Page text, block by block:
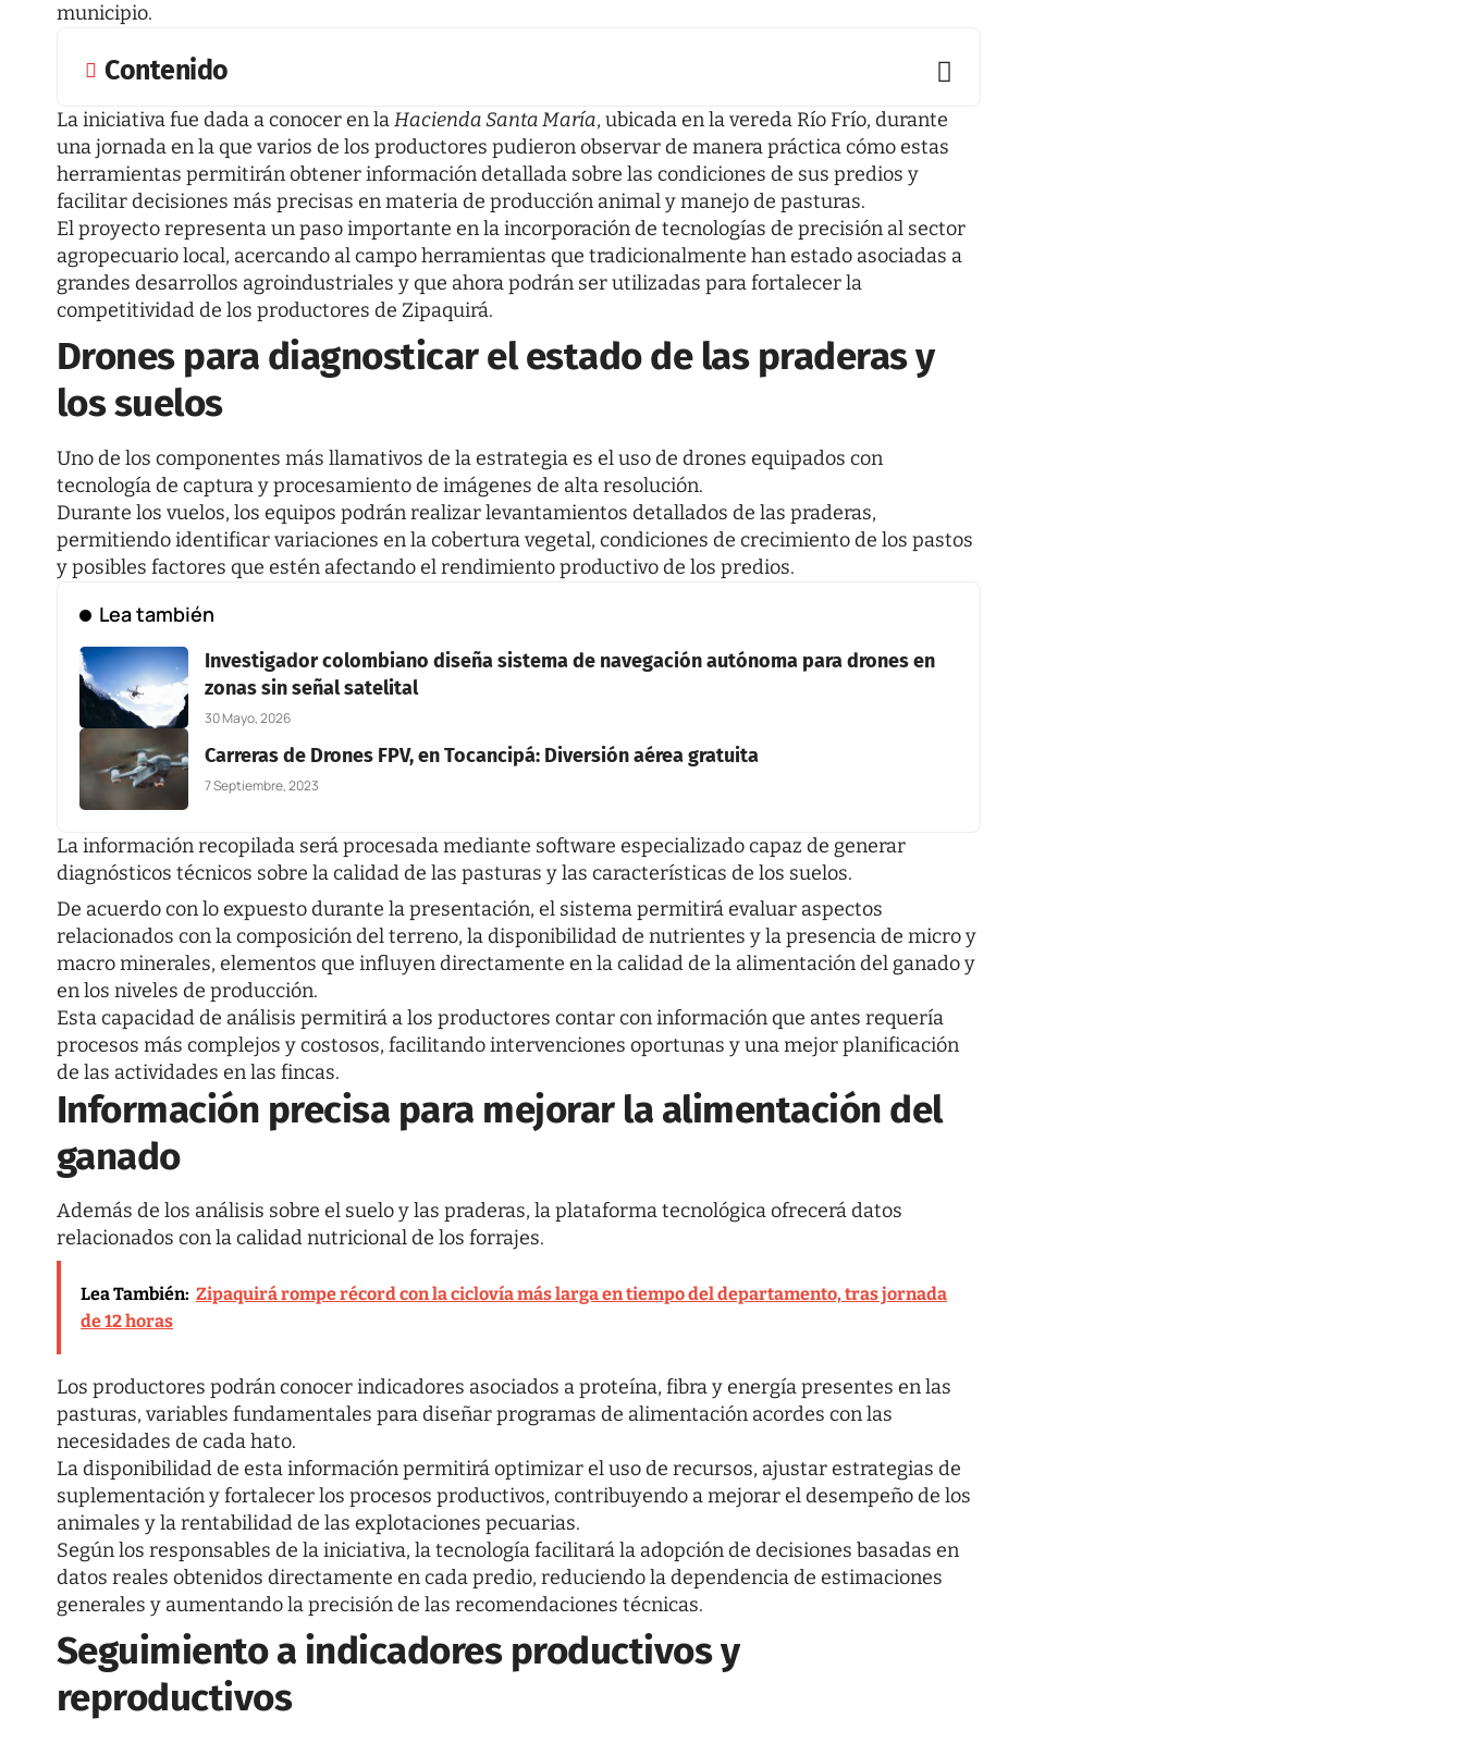
municipio.
Contenido
La iniciativa fue dada a conocer en laHacienda Santa María, ubicada en la vereda Río Frío, durante
una jornada en la que varios de los productores pudieron observar de manera práctica cómo estas
herramientas permitirán obtener información detallada sobre las condiciones de sus predios y
facilitar decisiones más precisas en materia de producción animal y manejo de pasturas.
El proyecto representa un paso importante en la incorporación de tecnologías de precisión al sector
agropecuario local, acercando al campo herramientas que tradicionalmente han estado asociadas a
grandes desarrollos agroindustriales y que ahora podrán ser utilizadas para fortalecer la
competitividad de los productores de Zipaquirá.
Drones para diagnosticar el estado de las praderas y
los suelos
Uno de los componentes más llamativos de la estrategia es el uso de drones equipados con
tecnología de captura y procesamiento de imágenes de alta resolución.
Durante los vuelos, los equipos podrán realizar levantamientos detallados de las praderas,
permitiendo identificar variaciones en la cobertura vegetal, condiciones de crecimiento de los pastos
y posibles factores que estén afectando el rendimiento productivo de los predios.
Lea también
Investigador colombiano diseña sistema de navegación autónoma para drones en
zonas sin señal satelital
30 Mayo, 2026
Carreras de Drones FPV, en Tocancipá: Diversión aérea gratuita
7 Septiembre, 2023
La información recopilada será procesada mediante software especializado capaz de generar
diagnósticos técnicos sobre la calidad de las pasturas y las características de los suelos.
De acuerdo con lo expuesto durante la presentación, el sistema permitirá evaluar aspectos
relacionados con la composición del terreno, la disponibilidad de nutrientes y la presencia de micro y
macro minerales, elementos que influyen directamente en la calidad de la alimentación del ganado y
en los niveles de producción.
Esta capacidad de análisis permitirá a los productores contar con información que antes requería
procesos más complejos y costosos, facilitando intervenciones oportunas y una mejor planificación
de las actividades en las fincas.
Información precisa para mejorar la alimentación del
ganado
Además de los análisis sobre el suelo y las praderas, la plataforma tecnológica ofrecerá datos
relacionados con la calidad nutricional de los forrajes.
Lea También: Zipaquirá rompe récord con la ciclovía más larga en tiempo del departamento, tras jornada
de 12 horas
Los productores podrán conocer indicadores asociados a proteína, fibra y energía presentes en las
pasturas, variables fundamentales para diseñar programas de alimentación acordes con las
necesidades de cada hato.
La disponibilidad de esta información permitirá optimizar el uso de recursos, ajustar estrategias de
suplementación y fortalecer los procesos productivos, contribuyendo a mejorar el desempeño de los
animales y la rentabilidad de las explotaciones pecuarias.
Según los responsables de la iniciativa, la tecnología facilitará la adopción de decisiones basadas en
datos reales obtenidos directamente en cada predio, reduciendo la dependencia de estimaciones
generales y aumentando la precisión de las recomendaciones técnicas.
Seguimiento a indicadores productivos y
reproductivos